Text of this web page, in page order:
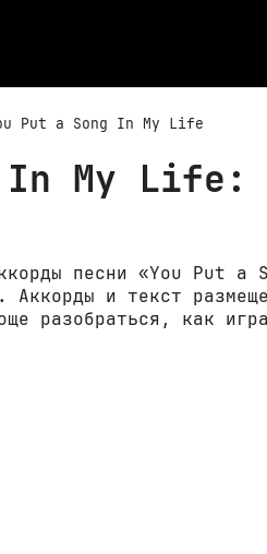
Put a Song In My Life
In My Life:
песни «You Put
Аккорды и текст
разобраться, как